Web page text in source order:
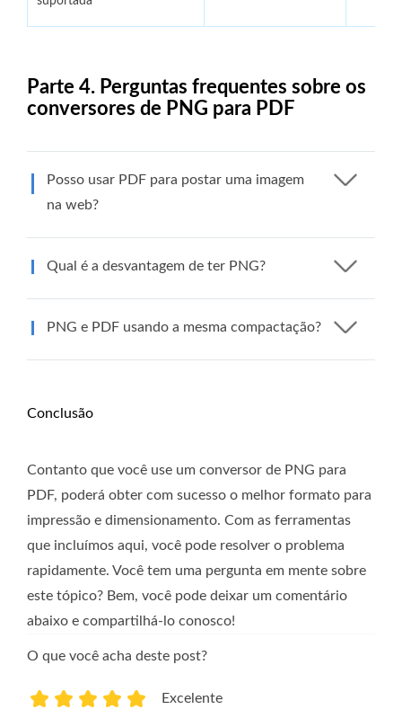
Parte 4. Perguntas frequentes sobre os
conversores de PNG para PDF
Posso usar PDF para postar uma imagem
na web?
Qual é a desvantagem de ter PNG?
PNG e PDF usando a mesma compactação?
Conclusão
Contanto que você use um conversor de PNG para
PDF, poderá obter com sucesso o melhor formato para
impressão e dimensionamento. Com as ferramentas
que incluímos aqui, você pode resolver o problema
rapidamente. Você tem uma pergunta em mente sobre
este tópico? Bem, você pode deixar um comentário
abaixo e compartilhá-lo conosco!
O que você acha deste post?
Excelente